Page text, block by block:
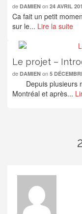
de DAMIEN on 24 AVRIL
Ca fait un petit
sur le... Lire la suite
Le projet –
de DAMIEN on 5
Depuis plusieurs
Montréal et après...